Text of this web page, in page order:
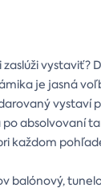
vystaviť?
je jasná
vystaví
absolvovaní
každom
balónový,